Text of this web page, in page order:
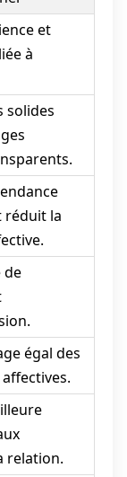
et
à
solides
réduit la
de
égal des
relation.